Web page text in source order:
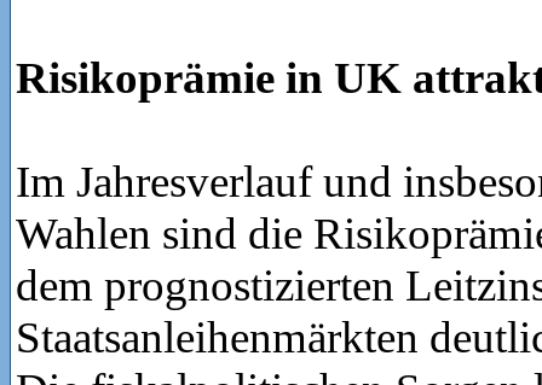
Risikoprämie in UK
Im Jahresverlauf und
Wahlen sind die
dem prognostizierten
Staatsanleihenmärkten